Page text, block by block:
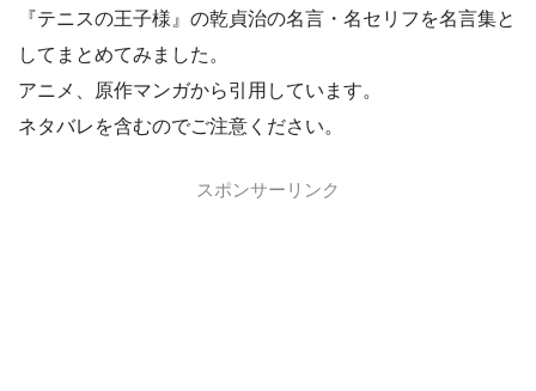
『テニスの王子様』の乾貞治の名言・名セリフを名言集と
してまとめてみました。
アニメ、原作マンガから引用しています。
ネタバレを含むのでご注意ください。
スポンサーリンク